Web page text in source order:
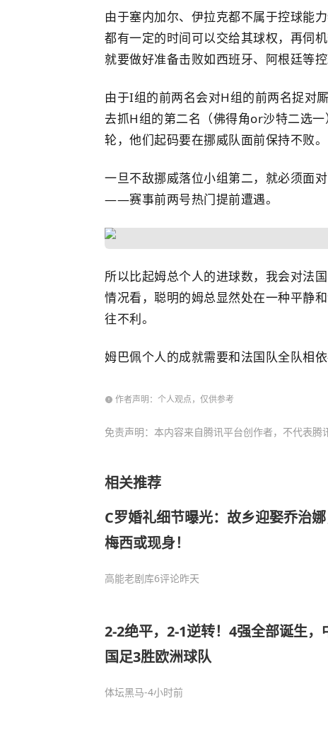
由于塞内加尔、伊拉克都不属于控球能
都有一定的时间可以交给其球权，再伺
就要做好准备击败如西班牙、阿根廷等
由于I组的前两名会对H组的前两名捉对
去抓H组的第二名（佛得角or沙特二选
轮，他们起码要在挪威队面前保持不败。
一旦不敌挪威落位小组第二，就必须面
——赛事前两号热门提前遭遇。
所以比起姆总个人的进球数，我会对法
情况看，聪明的姆总显然处在一种平静
往不利。
姆巴佩个人的成就需要和法国队全队相依
作者声明：个人观点，仅供参考
免责声明：本内容来自腾讯平台创作者，不代表腾
相关推荐
C罗婚礼细节曝光：故乡迎娶乔治娜
梅西或现身！
高能老剧库6评论昨天
2-2绝平，2-1逆转！4强全部诞生，
国足3胜欧洲球队
体坛黑马-4小时前